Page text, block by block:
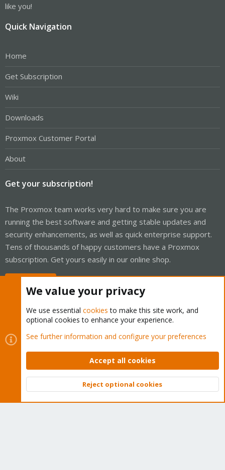
like you!
Quick Navigation
Home
Get Subscription
Wiki
Downloads
Proxmox Customer Portal
About
Get your subscription!
The Proxmox team works very hard to make sure you are
running the best software and getting stable updates and
security enhancements, as well as quick enterprise support.
Tens of thousands of happy customers have a Proxmox
subscription. Get yours easily in our online shop.
Cookies
Proxmox Support Forum - Light Mode
Contact us
Terms and rules Privacy policy Help Home
Community platform by XenForo © 2010-2026 XenForo Ltd.
Top
We value your privacy
We use essential cookies to make this site work, and
optional cookies to enhance your experience.
See further information and configure your preferences
Accept all cookies
Reject optional cookies